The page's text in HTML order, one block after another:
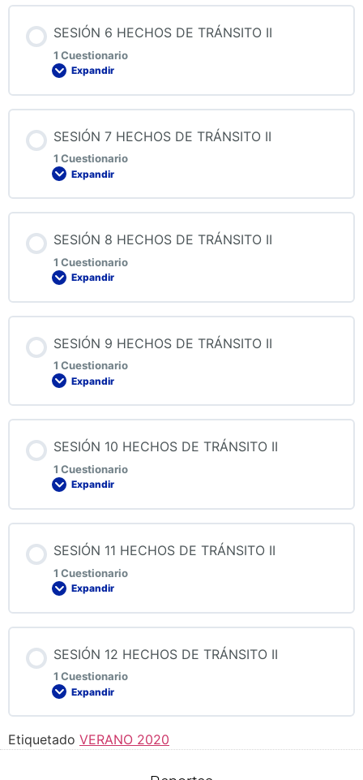
QUIZ 5 HECHOS DE TRÁNSITO II
SESIÓN 6 HECHOS DE TRÁNSITO II
1 Cuestionario
Expandir
QUIZ 6 HECHOS DE TRÁNSITO II
SESIÓN 7 HECHOS DE TRÁNSITO II
1 Cuestionario
Expandir
QUIZ 7 HECHOS DE TRÁNSITO II
SESIÓN 8 HECHOS DE TRÁNSITO II
1 Cuestionario
Expandir
QUIZ 8 HECHOS DE TRÁNSITO II
SESIÓN 9 HECHOS DE TRÁNSITO II
1 Cuestionario
Expandir
QUIZ 9 HECHOS DE TRÁNSITO II
SESIÓN 10 HECHOS DE TRÁNSITO II
1 Cuestionario
Expandir
QUIZ 10 HECHOS DE TRÁNSITO II
SESIÓN 11 HECHOS DE TRÁNSITO II
1 Cuestionario
Expandir
QUIZ 11 HECHOS DE TRÁNSITO II
SESIÓN 12 HECHOS DE TRÁNSITO II
1 Cuestionario
Expandir
Contenido de la Lección
Etiquetado VERANO 2020